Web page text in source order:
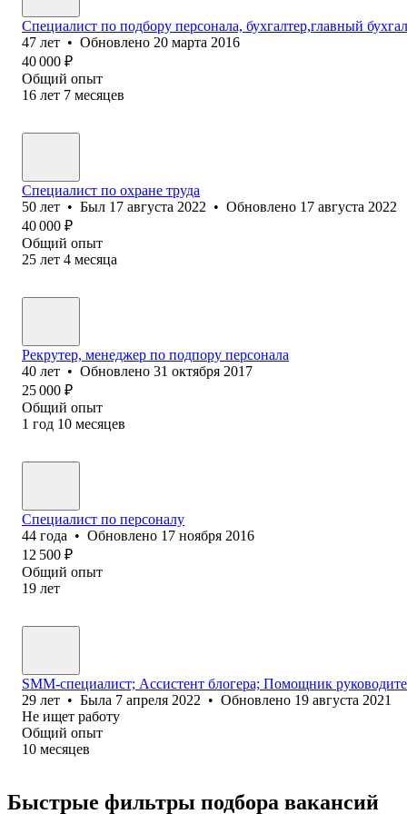
Специалист по подбору персонала, бухгалтер,главный
47 лет • Обновлено 20 марта 2016
40 000 ₽
Общий опыт
16 лет 7 месяцев
Специалист по охране труда
50 лет • Был 17 августа 2022 • Обновлено 17 августа 2022
40 000 ₽
Общий опыт
25 лет 4 месяца
Рекрутер, менеджер по подпору персонала
40 лет • Обновлено 31 октября 2017
25 000 ₽
Общий опыт
1 год 10 месяцев
Специалист по персоналу
44 года • Обновлено 17 ноября 2016
12 500 ₽
Общий опыт
19 лет
SMM-специалист; Ассистент блогера; Помощник
29 лет • Была 7 апреля 2022 • Обновлено 19 августа 2021
Не ищет работу
Общий опыт
10 месяцев
Быстрые фильтры подбора вакансий